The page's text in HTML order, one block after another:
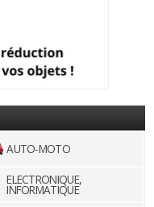
AUTO-MOTO
ELECTRONIQUE,
INFORMATIQUE